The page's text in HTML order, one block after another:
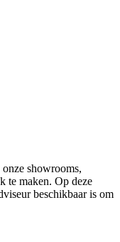
showrooms,
te maken. Op deze
beschikbaar is om